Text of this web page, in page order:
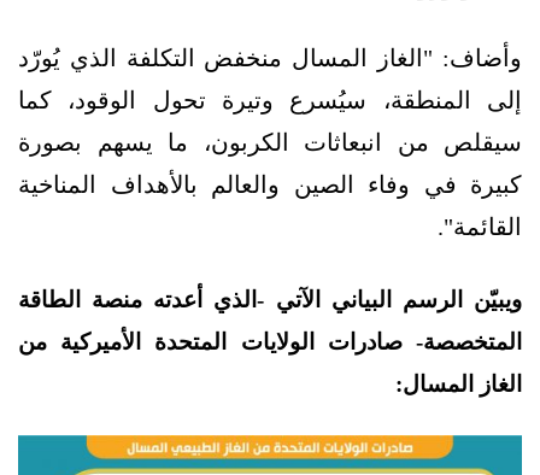
وأضاف: "الغاز المسال منخفض التكلفة الذي يُورّد
إلى المنطقة، سيُسرع وتيرة تحول الوقود، كما
سيقلص من انبعاثات الكربون، ما يسهم بصورة
كبيرة في وفاء الصين والعالم بالأهداف المناخية
القائمة".
ويبيّن الرسم البياني الآتي -الذي أعدته منصة الطاقة
المتخصصة- صادرات الولايات المتحدة الأميركية من
الغاز المسال: